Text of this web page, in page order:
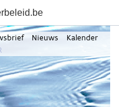
Nieuws
Kalender